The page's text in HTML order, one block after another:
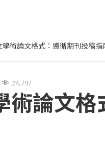
學術論文格式：遵循期刊投稿指
24,797
術論文